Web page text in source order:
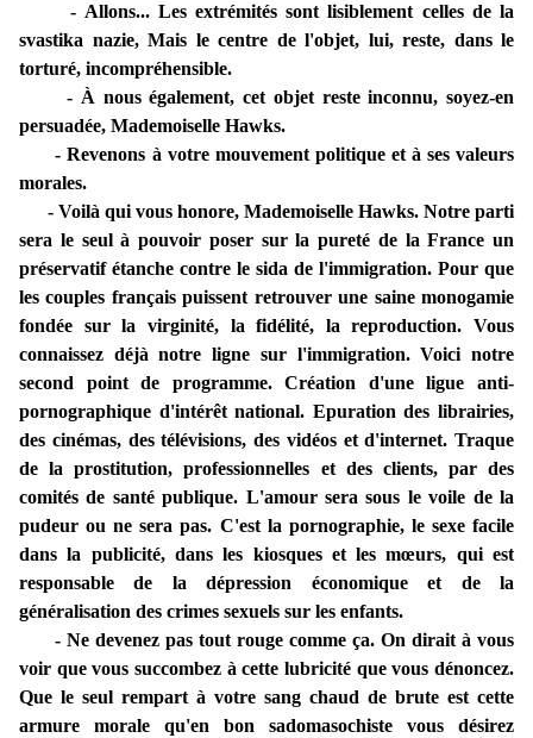
- Allons... Les extrémités sont lisiblement celles de la
svastika nazie, Mais le centre de l'objet, lui, reste, dans le
torturé, incompréhensible.
- À nous également, cet objet reste inconnu, soyez-en
persuadée, Mademoiselle Hawks.
- Revenons à votre mouvement politique et à ses valeurs
morales.
- Voilà qui vous honore, Mademoiselle Hawks. Notre parti
sera le seul à pouvoir poser sur la pureté de la France un
préservatif étanche contre le sida de l'immigration. Pour que
les couples français puissent retrouver une saine monogamie
fondée sur la virginité, la fidélité, la reproduction. Vous
connaissez déjà notre ligne sur l'immigration. Voici notre
second point de programme. Création d'une ligue anti-
pornographique d'intérêt national. Epuration des librairies,
des cinémas, des télévisions, des vidéos et d'internet. Traque
de la prostitution, professionnelles et des clients, par des
comités de santé publique. L'amour sera sous le voile de la
pudeur ou ne sera pas. C'est la pornographie, le sexe facile
dans la publicité, dans les kiosques et les mœurs, qui est
responsable de la dépression économique et de la
généralisation des crimes sexuels sur les enfants.
- Ne devenez pas tout rouge comme ça. On dirait à vous
voir que vous succombez à cette lubricité que vous dénoncez.
Que le seul rempart à votre sang chaud de brute est cette
armure morale qu'en bon sadomasochiste vous désirez